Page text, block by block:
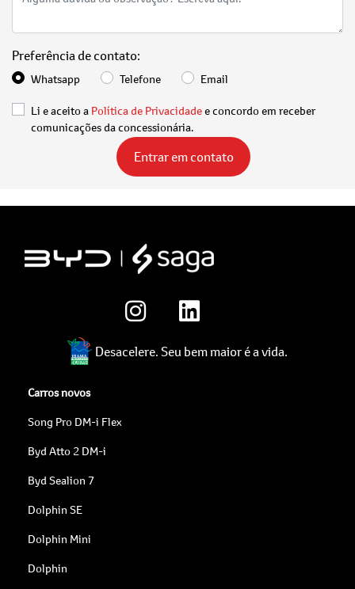
Preferência de contato:
Whatsapp Telefone Email
Li e aceito a Política de Privacidadee concordo em receber
comunicações da concessionária.
Entrar em contato
Desacelere. Seu bem maior é a vida.
Carros novos
Song Pro DM-i Flex
Byd Atto 2 DM-i
Byd Sealion 7
Dolphin SE
Dolphin Mini
Dolphin